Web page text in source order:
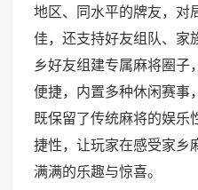
地区、同水平的牌友，对
佳，还支持好友组队、家
乡好友组建专属麻将圈子
便捷，内置多种休闲赛事
既保留了传统麻将的娱乐
捷性，让玩家在感受家乡
满满的乐趣与惊喜。